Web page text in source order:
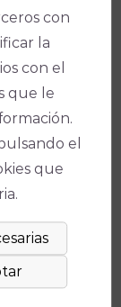
con
la
con el
que le
el
que